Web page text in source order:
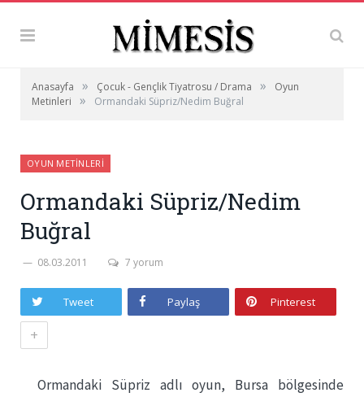
Anasayfa » Çocuk - Gençlik Tiyatrosu / Drama »
Oyun
Metinleri
» Ormandaki Süpriz/Nedim Buğral
OYUN METINLERI
Ormandaki Süpriz/Nedim
Buğral
08.03.2011 7 yorum
Tweet Paylaş Pinterest
+
Ormandaki Süpriz adlı oyun, Bursa bölgesinde